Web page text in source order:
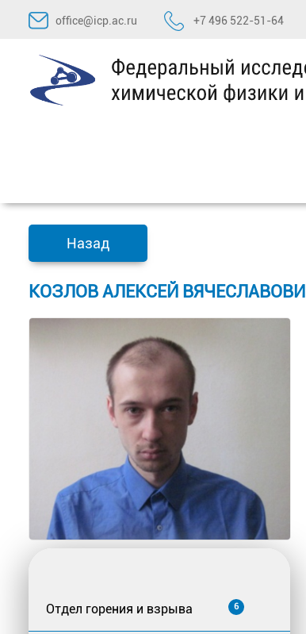
Перейти
содержимому
office@icp.ac.ru +7 496 522-51-64
Назад
КОЗЛОВ АЛЕКСЕЙ
Отдел горения и взрыва 6